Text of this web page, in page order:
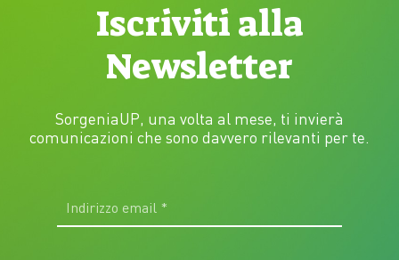
Iscriviti alla
Newsletter
SorgeniaUP, una volta al mese, ti invierà
comunicazioni che sono davvero rilevanti per te.